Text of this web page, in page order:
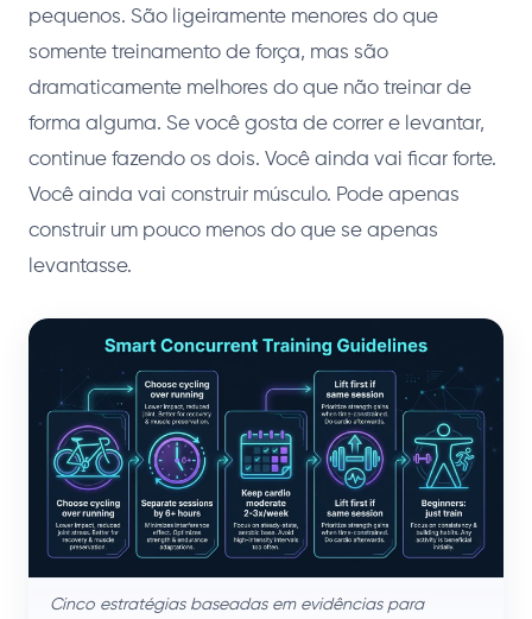
pequenos. São ligeiramente menores do que
somente treinamento de força, mas são
dramaticamente melhores do que não treinar de
forma alguma. Se você gosta de correr e levantar,
continue fazendo os dois. Você ainda vai ficar forte.
Você ainda vai construir músculo. Pode apenas
construir um pouco menos do que se apenas
levantasse.
Cinco estratégias baseadas em evidências para